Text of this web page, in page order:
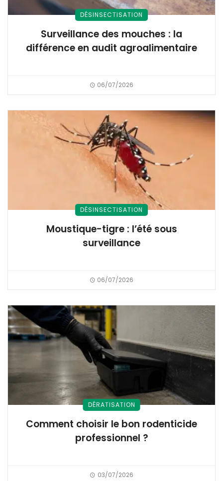
DÉSINSECTISATION
Surveillance des mouches : la
différence en audit agroalimentaire
06/07/2026
DÉSINSECTISATION
Moustique-tigre : l’été sous
surveillance
06/07/2026
DÉRATISATION
Comment choisir le bon rodenticide
professionnel ?
03/07/2026